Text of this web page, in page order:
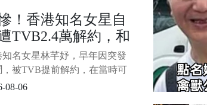
用多年如一日的感情和責任
明自己。 36歲的蔡昌憲，就是
。 提起蔡昌憲，很多觀眾可能
時間想不起名字，但說到電影
些年，
！香港知名女星自
TVB2.4萬解約，和
進殘疾廁所被拍
知名女星林芊妤，早年因突發
，被TVB提前解約，在當時可
引發了全城熱議。 離開TVB之
08-06